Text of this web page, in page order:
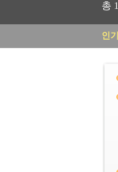
총
인